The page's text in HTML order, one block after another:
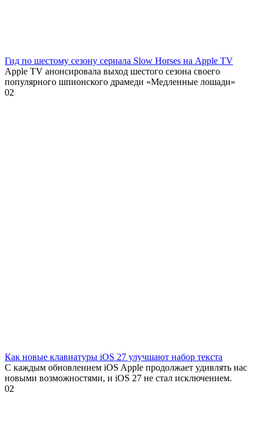
Гид по шестому сезону сериала Slow Horses на Apple TV
Apple TV анонсировала выход шестого сезона своего
популярного шпионского драмеди «Медленные лошади»
02
Как новые клавиатуры iOS 27 улучшают набор текста
С каждым обновлением iOS Apple продолжает удивлять нас
новыми возможностями, и iOS 27 не стал исключением.
02